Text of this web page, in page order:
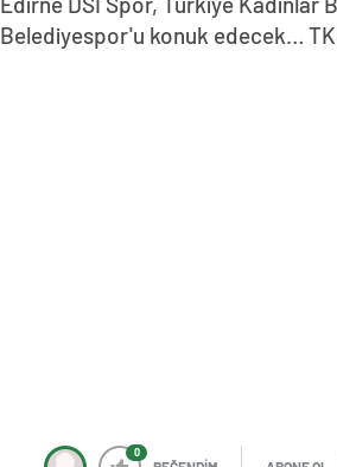
Belediyespor'u konuk edecek…
0